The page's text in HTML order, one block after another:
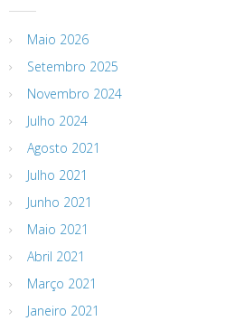
Maio 2026
Setembro 2025
Novembro 2024
Julho 2024
Agosto 2021
Julho 2021
Junho 2021
Maio 2021
Abril 2021
Março 2021
Janeiro 2021